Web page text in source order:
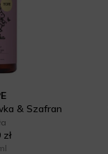
& Szafran